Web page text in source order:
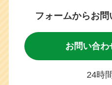
フォームからお
お問い合わ
24時